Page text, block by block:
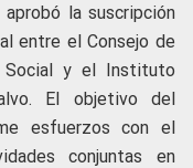
la suscripción
entre el Consejo de
Social y el Instituto
El objetivo del
esfuerzos con el
conjuntas en